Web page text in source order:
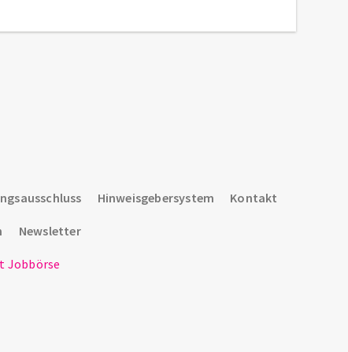
Hinweisgebersystem Kontakt
Newsletter
Jobbörse